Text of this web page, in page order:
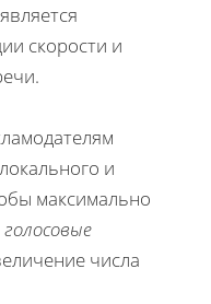
скорости и
и
максимально
голосовые
числа